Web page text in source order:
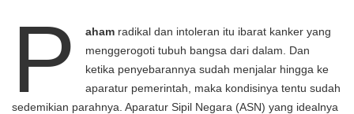
P aham radikal dan intoleran itu ibarat kanker yang
menggerogoti tubuh bangsa dari dalam. Dan
ketika penyebarannya sudah menjalar hingga ke
aparatur pemerintah, maka kondisinya tentu sudah
sedemikian parahnya. Aparatur Sipil Negara (ASN) yang idealnya